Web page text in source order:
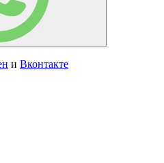
и Вконтакте